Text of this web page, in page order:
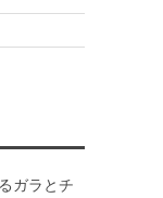
ガラとチ